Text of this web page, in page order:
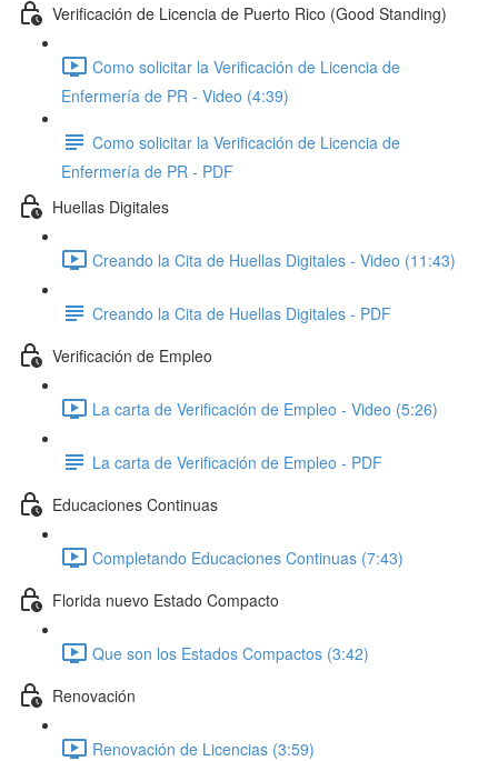
Verificación de Licencia de Puerto Rico (Good Standing)
Como solicitar la Verificación de Licencia de
Enfermería de PR - Video (4:39)
Como solicitar la Verificación de Licencia de
Enfermería de PR - PDF
Huellas Digitales
Creando la Cita de Huellas Digitales - Video (11:43)
Creando la Cita de Huellas Digitales - PDF
Verificación de Empleo
La carta de Verificación de Empleo - Video (5:26)
La carta de Verificación de Empleo - PDF
Educaciones Continuas
Completando Educaciones Continuas (7:43)
Florida nuevo Estado Compacto
Que son los Estados Compactos (3:42)
Renovación
Renovación de Licencias (3:59)